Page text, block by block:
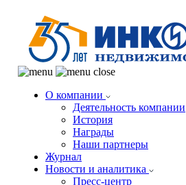
О компании
Деятельность компании
История
Награды
Наши партнеры
Журнал
Новости и аналитика
Пресс-центр